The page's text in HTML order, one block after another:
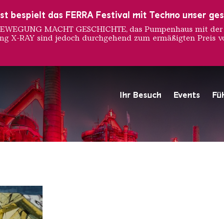
Ihr Besuch Events
Hochofengruppe in Rot
Copyright: Weltkulturerbe
bespielt das FERRA Festival mit Techno unser
MACHT GESCHICHTE, das Pumpenhaus mit
X-RAY sind jedoch durchgehend zum ermäßigten Preis